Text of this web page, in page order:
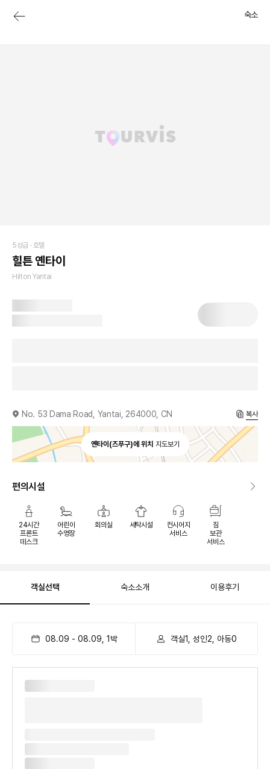
숙소
5성급 · 호텔
힐튼 옌타이
Hilton Yantai
No. 53 Dama Road, Yantai, 264000, CN 복사
옌타이(즈푸구)에 위치 지도보기
편의시설
24시간
프론트
데스크
어린이
수영장
회의실 세탁시설
컨시어지
서비스
짐
보관
서비스
객실선택 숙소소개 이용후기
08.09 - 08.09 1 박 객실1, 성인2, 아동0